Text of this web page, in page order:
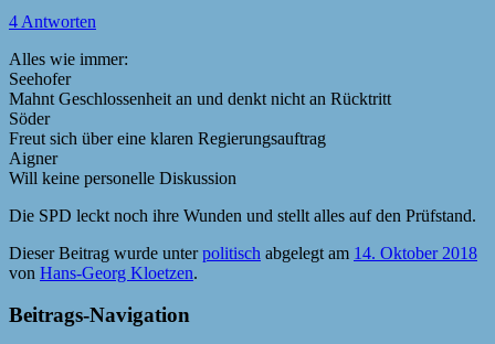
4 Antworten
Alles wie immer:
Seehofer
Mahnt Geschlossenheit an und denkt nicht an Rücktritt
Söder
Freut sich über eine klaren Regierungsauftrag
Aigner
Will keine personelle Diskussion
Die SPD leckt noch ihre Wunden und stellt alles auf den Prüfstand.
Dieser Beitrag wurde unterpolitisch abgelegt am 14. Oktober 2018
von Hans-Georg Kloetzen.
Beitrags-Navigation